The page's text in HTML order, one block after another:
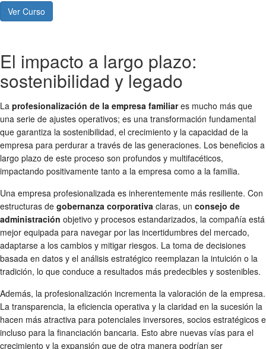
Ver Curso
El impacto a largo plazo:
sostenibilidad y legado
La profesionalización de la empresa familiares mucho más que
una serie de ajustes operativos; es una transformación fundamental
que garantiza la sostenibilidad, el crecimiento y la capacidad de la
empresa para perdurar a través de las generaciones. Los beneficios a
largo plazo de este proceso son profundos y multifacéticos,
impactando positivamente tanto a la empresa como a la familia.
Una empresa profesionalizada es inherentemente más resiliente. Con
estructuras de gobernanza corporativa claras, un consejo de
administración objetivo y procesos estandarizados, la compañía está
mejor equipada para navegar por las incertidumbres del mercado,
adaptarse a los cambios y mitigar riesgos. La toma de decisiones
basada en datos y el análisis estratégico reemplazan la intuición o la
tradición, lo que conduce a resultados más predecibles y sostenibles.
Además, la profesionalización incrementa la valoración de la empresa.
La transparencia, la eficiencia operativa y la claridad en la sucesión la
hacen más atractiva para potenciales inversores, socios estratégicos e
incluso para la financiación bancaria. Esto abre nuevas vías para el
crecimiento y la expansión que de otra manera podrían ser